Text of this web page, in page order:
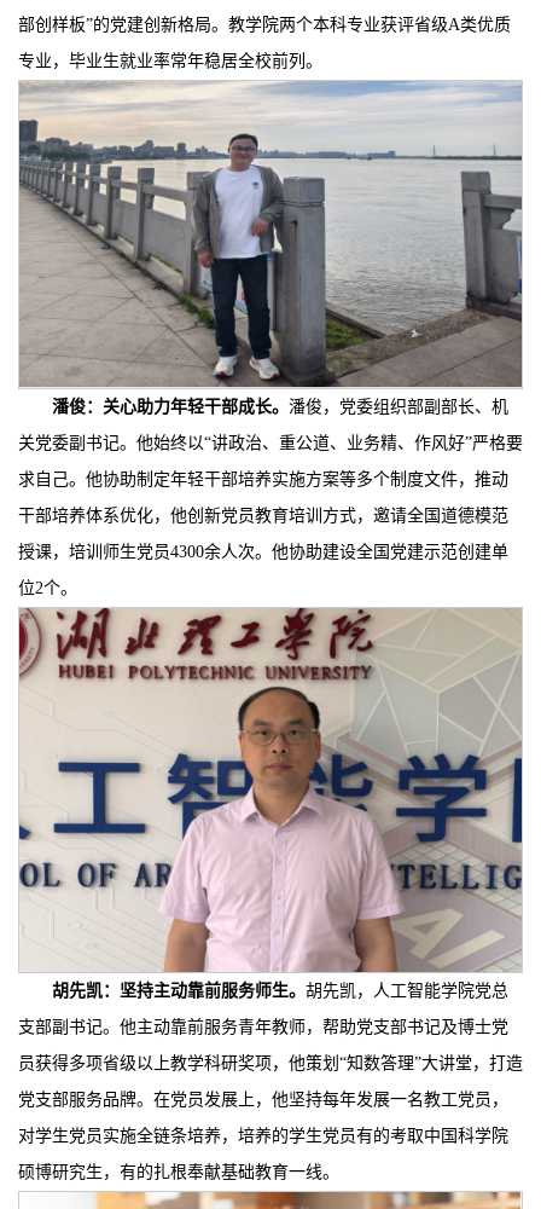
部创样板”的党建创新格局。教学院两个本科专业获评省级A类优质
专业，毕业生就业率常年稳居全校前列。
潘俊： 关心助力年轻干部成长。 潘俊，党委组织部副部长、机
关党委副书记。他始终以“讲政治、重公道、业务精、作风好”严格要
求自己。他协助制定年轻干部培养实施方案等多个制度文件，推动
干部培养体系优化，他创新党员教育培训方式，邀请全国道德模范
授课，培训师生党员4300余人次。他协助建设全国党建示范创建单
位2个。
胡先凯：坚持主动靠前服务师生。 胡先凯，人工智能学院党总
支部副书记。他主动靠前服务青年教师，帮助党支部书记及博士党
员获得多项省级以上教学科研奖项，他策划“知数答理”大讲堂，打造
党支部服务品牌。在党员发展上，他坚持每年发展一名教工党员，
对学生党员实施全链条培养，培养的学生党员有的考取中国科学院
硕博研究生，有的扎根奉献基础教育一线。